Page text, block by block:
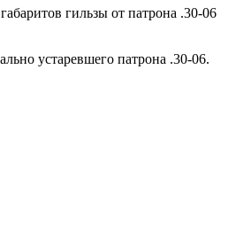
гильзы от патрона .30-06
устаревшего патрона .30-06.